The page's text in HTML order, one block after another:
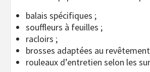
balais spécifiques ;
souffleurs à feuilles ;
racloirs ;
brosses adaptées au
rouleaux d’entretien selon les